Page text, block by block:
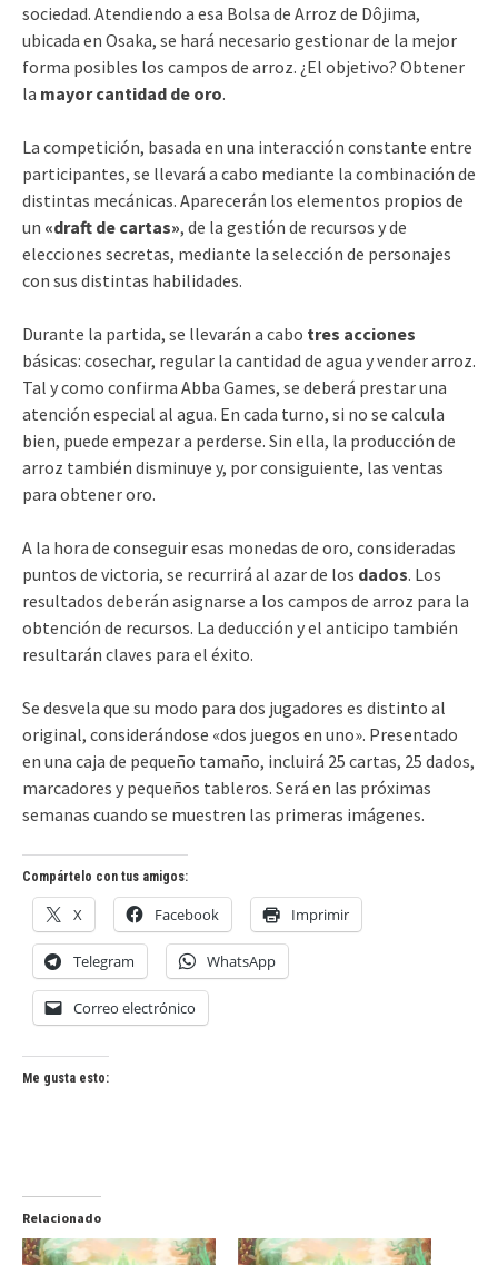
sociedad. Atendiendo a esa Bolsa de Arroz de Dôjima,
ubicada en Osaka, se hará necesario gestionar de la mejor
forma posibles los campos de arroz. ¿El objetivo? Obtener
la mayor cantidad de oro.
La competición, basada en una interacción constante entre
participantes, se llevará a cabo mediante la combinación de
distintas mecánicas. Aparecerán los elementos propios de
un «draft de cartas», de la gestión de recursos y de
elecciones secretas, mediante la selección de personajes
con sus distintas habilidades.
Durante la partida, se llevarán a cabo tres acciones
básicas: cosechar, regular la cantidad de agua y vender arroz.
Tal y como confirma Abba Games, se deberá prestar una
atención especial al agua. En cada turno, si no se calcula
bien, puede empezar a perderse. Sin ella, la producción de
arroz también disminuye y, por consiguiente, las ventas
para obtener oro.
A la hora de conseguir esas monedas de oro, consideradas
puntos de victoria, se recurrirá al azar de los dados. Los
resultados deberán asignarse a los campos de arroz para la
obtención de recursos. La deducción y el anticipo también
resultarán claves para el éxito.
Se desvela que su modo para dos jugadores es distinto al
original, considerándose «dos juegos en uno». Presentado
en una caja de pequeño tamaño, incluirá 25 cartas, 25 dados,
marcadores y pequeños tableros. Será en las próximas
semanas cuando se muestren las primeras imágenes.
Compártelo con tus amigos:
X Facebook Imprimir
Telegram WhatsApp
Correo electrónico
Me gusta esto:
Relacionado